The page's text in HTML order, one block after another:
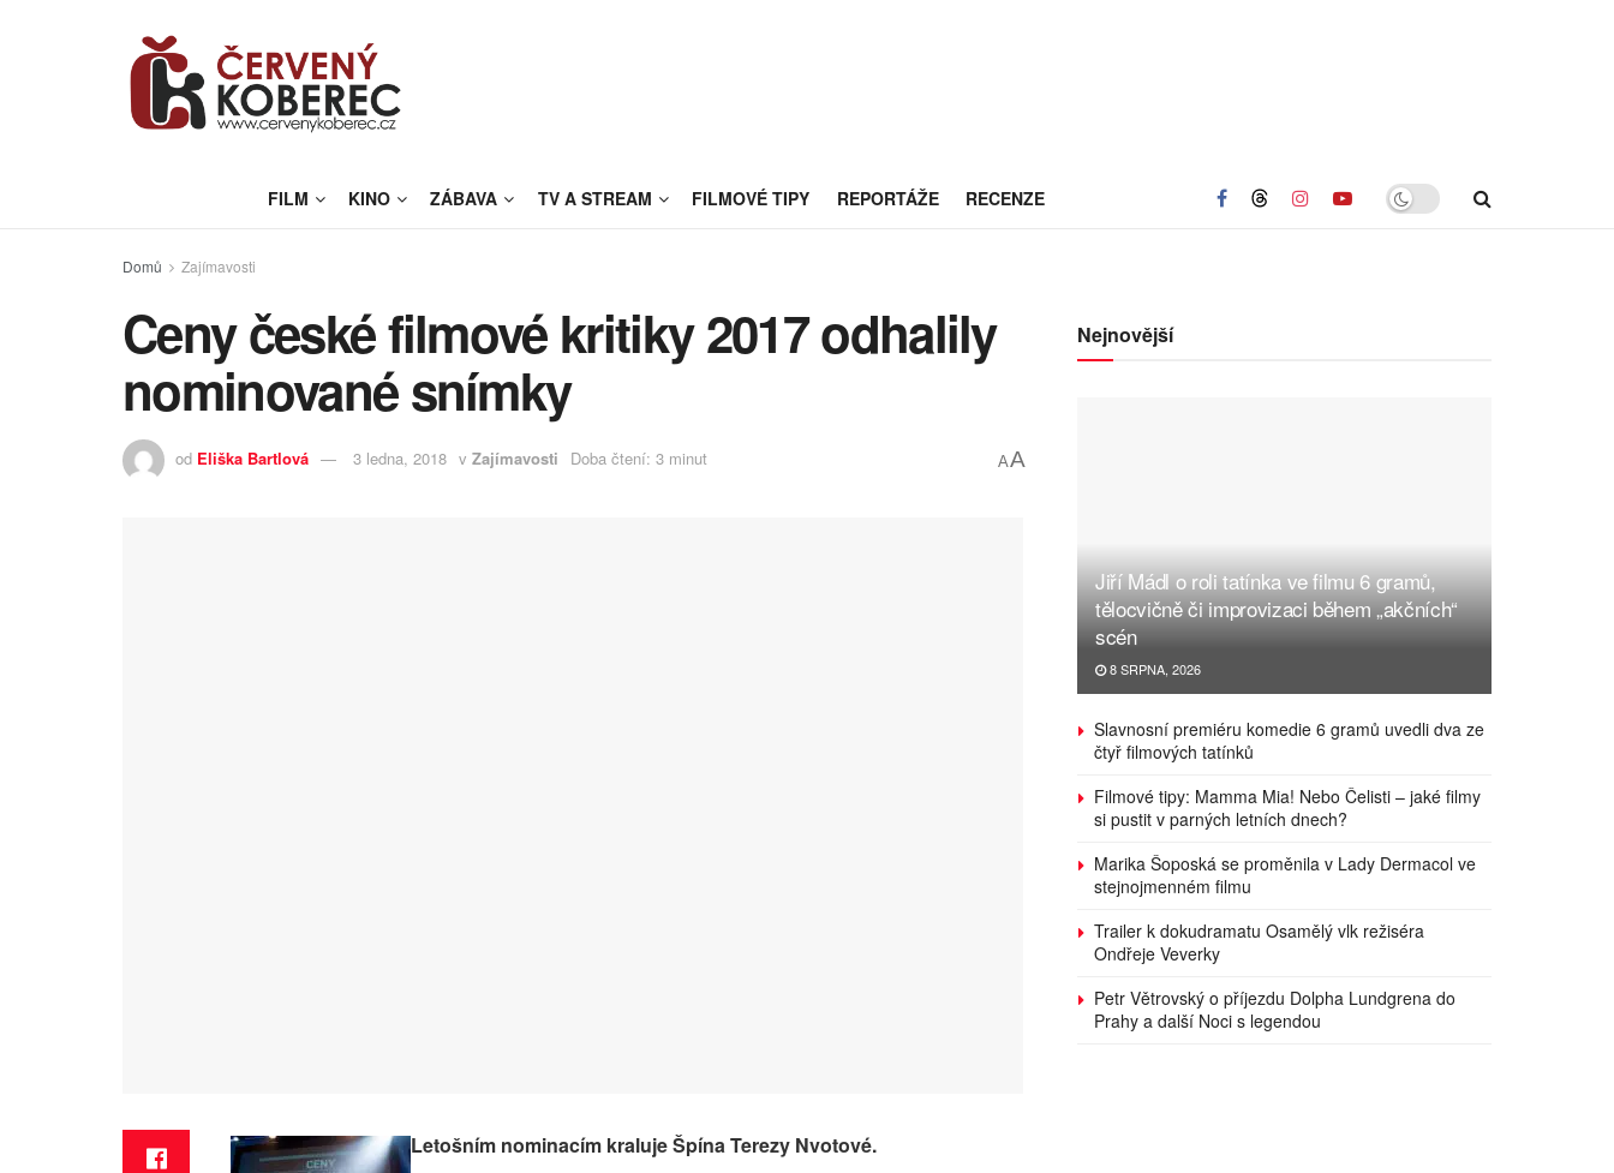
FILM KINO ZÁBAVA TV A STREAM FILMOVÉ TIPY REPORTÁŽE RECENZE
Domů Zajímavosti
Ceny české filmové kritiky 2017 odhalily
nominované snímky
od Eliška Bartlová 3 ledna, 2018 v Zajímavosti Doba čtení: 3 minut AA
Letošním nominacím kraluje Špína Terezy Nvotové.
Nejnovější
Jiří Mádl o roli tatínka ve filmu 6 gramů,
tělocvičně či improvizaci během „akčních“
scén
8 SRPNA, 2026
Slavnosní premiéru komedie 6 gramů uvedli dva ze
čtyř filmových tatínků
Filmové tipy: Mamma Mia! Nebo Čelisti – jaké filmy
si pustit v parných letních dnech?
Marika Šoposká se proměnila v Lady Dermacol ve
stejnojmenném filmu
Trailer k dokudramatu Osamělý vlk režiséra
Ondřeje Veverky
Petr Větrovský o příjezdu Dolpha Lundgrena do
Prahy a další Noci s legendou